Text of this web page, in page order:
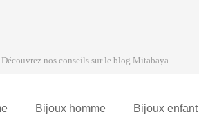
Découvrez nos conseils sur le blog Mitabaya
Bijoux homme Bijoux enfant